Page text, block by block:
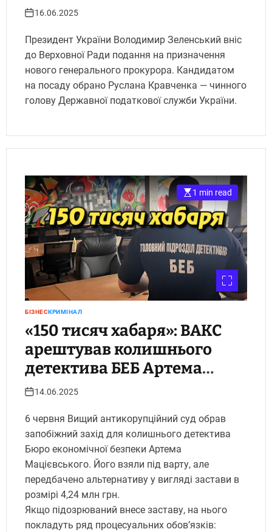
16.06.2025
Президент України Володимир Зеленський вніс
до Верховної Ради подання на призначення
нового генерального прокурора. Кандидатом
на посаду обрано Руслана Кравченка — чинного
голову Державної податкової служби України.
1 min read
БІЗНЕСКРИМІНАЛ
«150 тисяч хабаря»: ВАКС
арештував колишнього
детектива БЕБ Артема
Мацієвського
14.06.2025
6 червня Вищий антикорупційний суд обрав
запобіжний захід для колишнього детектива
Бюро економічної безпеки Артема
Мацієвського. Його взяли під варту, але
передбачено альтернативу у вигляді застави в
розмірі 4,24 млн грн.
Якщо підозрюваний внесе заставу, на нього
покладуть ряд процесуальних обов’язків: